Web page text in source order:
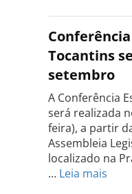
Tocantins
setembro
A Conferência
será realizada
feira), a partir
Assembleia
localizado na
… Leia mais